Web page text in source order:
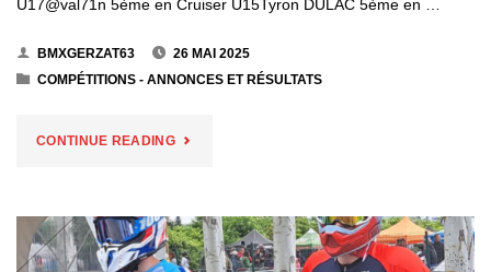
U17@val71n 5ème en Cruiser U15Tyron DULAC 5ème en …
BMXGERZAT63
26 MAI 2025
COMPÉTITIONS - ANNONCES ET RÉSULTATS
CONTINUE READING"CHAMPIONNAT
2025